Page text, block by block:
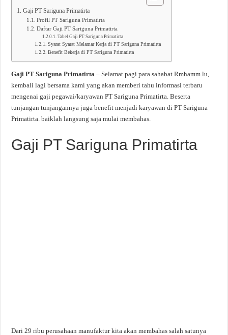
Gaji PT Sariguna Primatirta
Profil PT Sariguna Primatirta
Daftar Gaji PT Sariguna Primatirta
Tabel Gaji PT Sariguna Primatirta
Syarat Syarat Melamar Kerja di PT Sariguna Primatirta
Benefit Bekerja di PT Sariguna Primatirta
Gaji PT Sariguna Primatirta –Selamat pagi para sahabat Rmhamm.lu,
kembali lagi bersama kami yang akan memberi tahu informasi terbaru
mengenai gaji pegawai/karyawan PT Sariguna Primatirta. Beserta
tunjangan tunjangannya juga benefit menjadi karyawan di PT Sariguna
Primatirta. baiklah langsung saja mulai membahas.
Gaji PT Sariguna Primatirta
Dari 29 ribu perusahaan manufaktur kita akan membahas salah satunya